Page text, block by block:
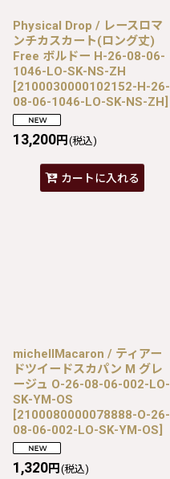
Physical Drop / レースロマ
ンチカスカート(ロング丈)
Free ボルドー H-26-08-06-
1046-LO-SK-NS-ZH
[2100030000102152-H-26-
08-06-1046-LO-SK-NS-ZH]
13,200円 (税込)
カートに入れる
michellMacaron / ティアー
ドツイードスカパン M グレ
ージュ O-26-08-06-002-LO-
SK-YM-OS
[2100080000078888-O-26-
08-06-002-LO-SK-YM-OS]
1,320円 (税込)